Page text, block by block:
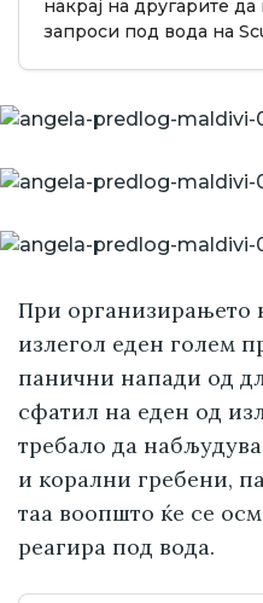
накрај на другарите
запроси под вода на
При организирањето
излегол еден голем
панични напади од
сфатил на еден од
требало да
и корални гребени,
таа воопшто ќе се
реагира под вода.